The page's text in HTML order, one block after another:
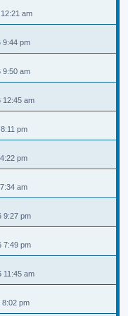
am
9:44 pm
9:50 am
12:45 am
pm
pm
am
9:27 pm
7:49 pm
11:45 am
8:02 pm